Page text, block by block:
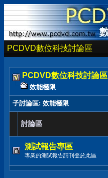
PCDVD數位科技討論區
PCDVD數位科技討論區
效能極限
子討論區: 效能極限
討論區
測試報告專區
專業的測試報告請刊登於此區